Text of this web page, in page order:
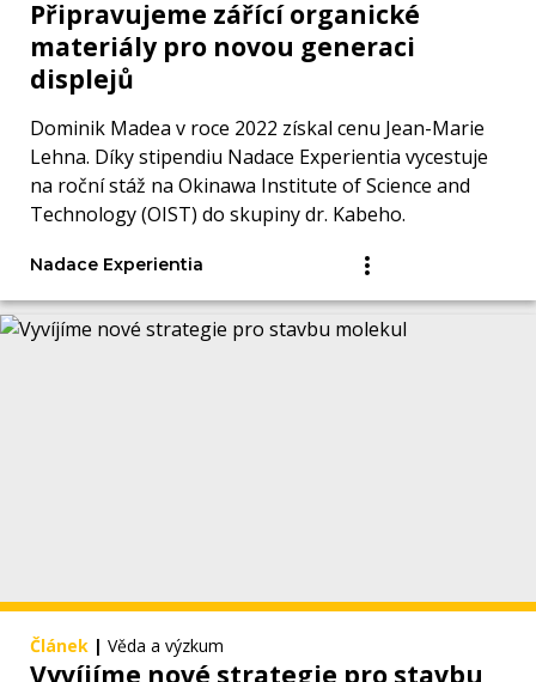
Připravujeme zářící organické
materiály pro novou generaci
displejů
Dominik Madea v roce 2022 získal cenu Jean-Marie
Lehna. Díky stipendiu Nadace Experientia vycestuje
na roční stáž na Okinawa Institute of Science and
Technology (OIST) do skupiny dr. Kabeho.
Nadace Experientia
Článek | Věda a výzkum
Vyvíjíme nové strategie pro stavbu